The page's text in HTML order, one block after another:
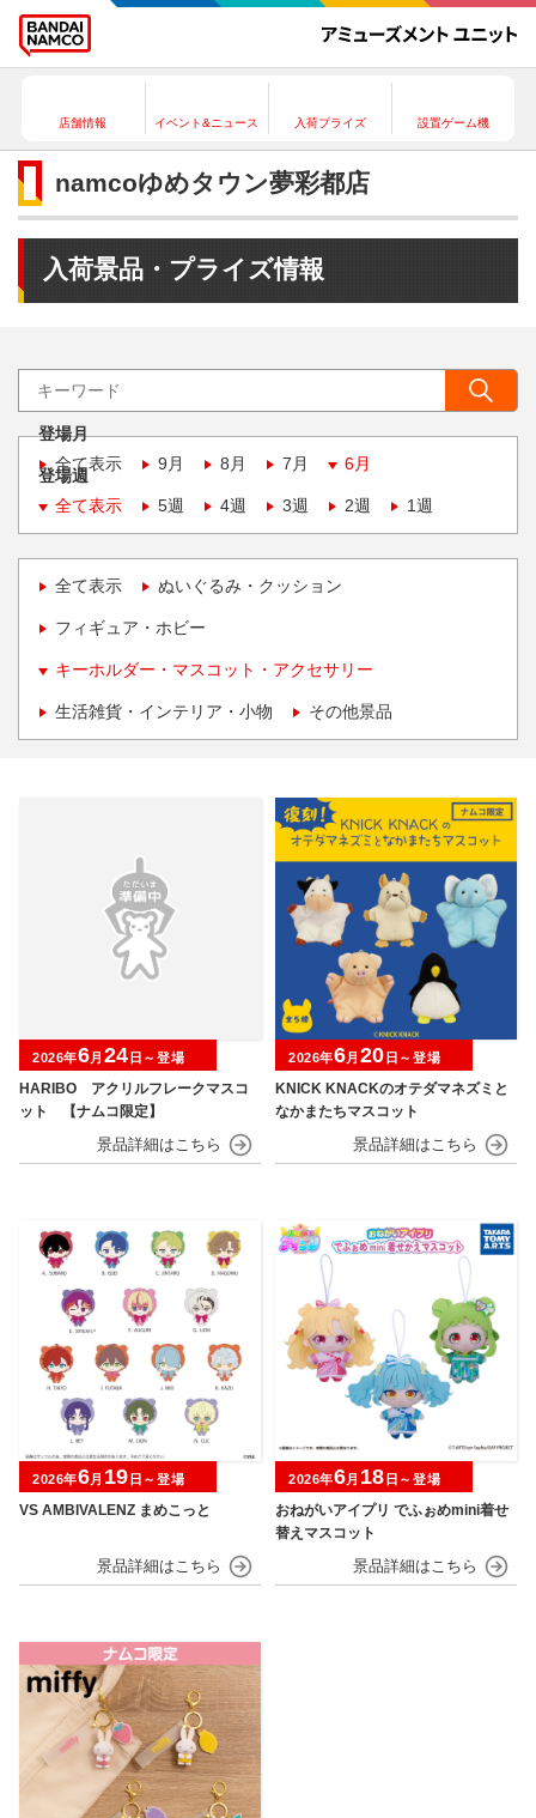
店舗情報 イベント&ニュース 入荷プライズ 設置ゲーム機
namcoゆめタウン夢彩都店
入荷景品・プライズ情報
登場月
全て表示
9月 8月 7月 6月
登場週
全て表示
5週 4週 3週 2週 1週
全て表示 ぬいぐるみ・クッション
フィギュア・ホビー
キーホルダー・マスコット・アクセサリー
生活雑貨・インテリア・小物 その他景品
HARIBO アクリルフレークマスコ
ット 【ナムコ限定】
2026年6月 24 日～登場
KNICK KNACKのオテダマネズミと
なかまたちマスコット
2026年6月 20 日～登場
VS AMBIVALENZ まめこっと
2026年6月 19 日～登場
おねがいアイプリ でふぉめmini着せ
替えマスコット
2026年6月 18 日～登場